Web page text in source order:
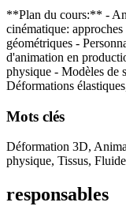
**Plan du cours:** -
cinématique:
géométriques -
d'animation en
physique - Modèles de
Déformations
Mots clés
Déformation 3D,
physique, Tissus,
responsables